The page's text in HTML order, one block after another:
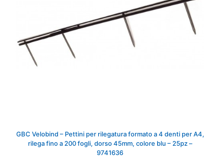
GBC Velobind – Pettini per rilegatura formato a 4 denti per A4,
rilega fino a 200 fogli, dorso 45mm, colore blu – 25pz –
9741636